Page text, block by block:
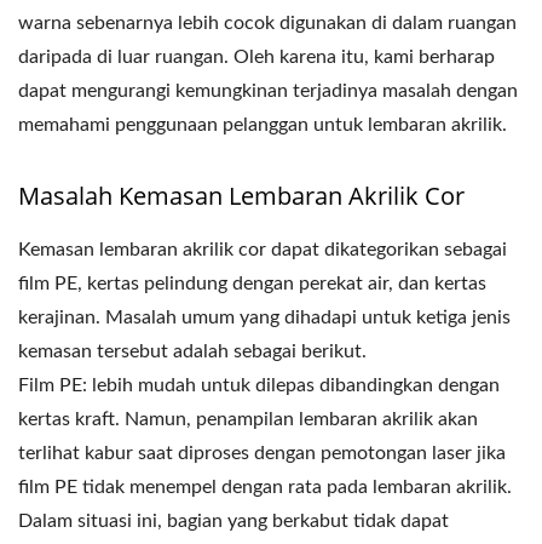
warna sebenarnya lebih cocok digunakan di dalam ruangan
daripada di luar ruangan. Oleh karena itu, kami berharap
dapat mengurangi kemungkinan terjadinya masalah dengan
memahami penggunaan pelanggan untuk lembaran akrilik.
Masalah Kemasan Lembaran Akrilik Cor
Kemasan lembaran akrilik cor dapat dikategorikan sebagai
film PE, kertas pelindung dengan perekat air, dan kertas
kerajinan. Masalah umum yang dihadapi untuk ketiga jenis
kemasan tersebut adalah sebagai berikut.
Film PE: lebih mudah untuk dilepas dibandingkan dengan
kertas kraft. Namun, penampilan lembaran akrilik akan
terlihat kabur saat diproses dengan pemotongan laser jika
film PE tidak menempel dengan rata pada lembaran akrilik.
Dalam situasi ini, bagian yang berkabut tidak dapat